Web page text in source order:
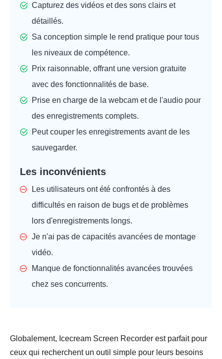
Capturez des vidéos et des sons clairs et
détaillés.
Sa conception simple le rend pratique pour tous
les niveaux de compétence.
Prix raisonnable, offrant une version gratuite
avec des fonctionnalités de base.
Prise en charge de la webcam et de l'audio pour
des enregistrements complets.
Peut couper les enregistrements avant de les
sauvegarder.
Les inconvénients
Les utilisateurs ont été confrontés à des
difficultés en raison de bugs et de problèmes
lors d'enregistrements longs.
Je n'ai pas de capacités avancées de montage
vidéo.
Manque de fonctionnalités avancées trouvées
chez ses concurrents.
Globalement, Icecream Screen Recorder est parfait pour
ceux qui recherchent un outil simple pour leurs besoins